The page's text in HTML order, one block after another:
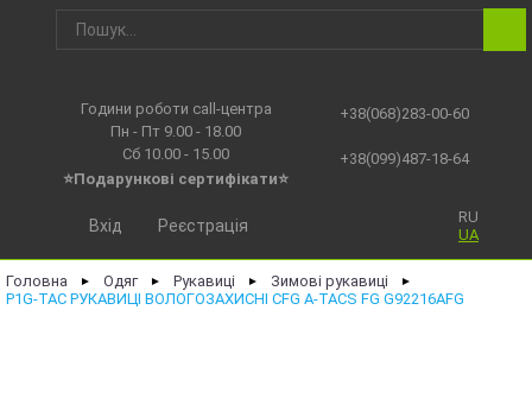
Години роботи call-центра
Пн - Пт 9.00 - 18.00
Сб 10.00 - 15.00
⭐Подарункові сертифікати⭐
+38(068)283-00-60
+38(099)487-18-64
RU
UA
Вхід Реєстрація
Головна ► Одяг ► Рукавиці ► Зимові рукавиці ►
P1G-TAC РУКАВИЦІ ВОЛОГОЗАХИСНІ CFG A-TACS FG G92216AFG